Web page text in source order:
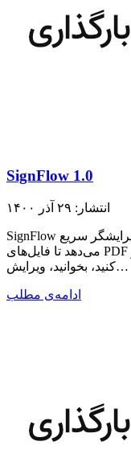
SignFlow 1.0
انتشار: ۲۹ آذر ۱۴۰۰
SignFlow یک ویرایشگر سریع PDF است که به شما این امکان را
می‌دهد تا فایل‌های PDF را به صورت دیجیتالی امضا کنید، آن‌ها را پر
کنید، بخوانید، ویرایش…
ادامه‌ی مطلب